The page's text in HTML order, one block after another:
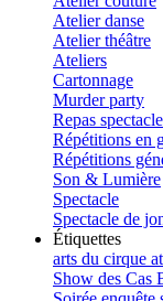
Atelier danse
Atelier théâtre
Ateliers
Cartonnage
Murder party
Repas spectacle
Répétitions en
Répétitions
Son & Lumière
Spectacle
Spectacle de
Étiquettes
arts du cirque
Show des Cas